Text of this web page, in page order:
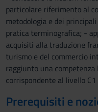
particolare riferimento al
metodologia e dei
pratica terminografica; -
acquisiti alla traduzione
turismo e del commercio
raggiunto una
corrispondente al livello C1
Prerequisiti e